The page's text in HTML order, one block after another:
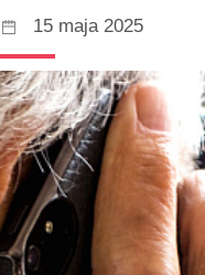
15 maja 2025